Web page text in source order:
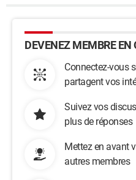
DEVENEZ MEMBRE EN
Connectez-vous
partagent vos
Suivez vos
plus de réponses
Mettez en avant
autres membres